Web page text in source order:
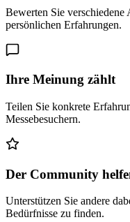
Bewerten Sie verschiedene
persönlichen Erfahrungen.
Ihre Meinung zählt
Teilen Sie konkrete
Messebesuchern.
Der Community
Unterstützen Sie andere
Bedürfnisse zu finden.